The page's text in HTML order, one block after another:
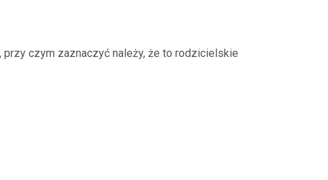
czym zaznaczyć należy, że to rodzicielskie